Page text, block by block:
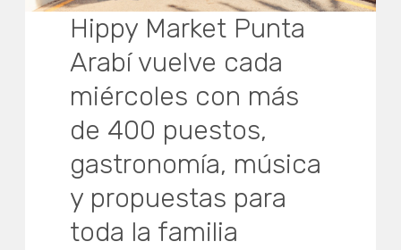
Hippy Market Punta
Arabí vuelve cada
miércoles con más
de 400 puestos,
gastronomía, música
y propuestas para
toda la familia